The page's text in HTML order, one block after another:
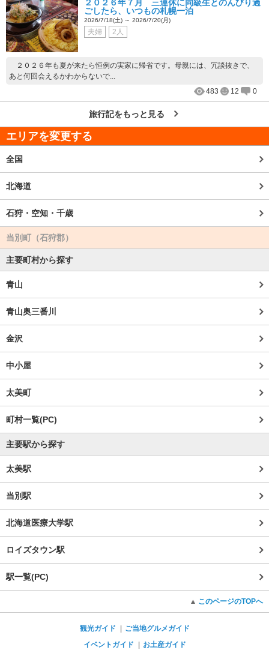
２０２６年７月 三連休に同級生とのんびり過
ごしたら、いつもの札幌一泊
2026/7/18(土) ～ 2026/7/20(月)
夫婦 2人
２０２６年も夏が来たら恒例の実家に帰省です。母親には、冗談抜きで、
あと何回会えるかわからないで...
483
12 0
旅行記をもっと見る
エリアを変更する
全国
北海道
石狩・空知・千歳
当別町（石狩郡）
主要町村から探す
青山
青山奥三番川
金沢
中小屋
太美町
町村一覧(PC)
主要駅から探す
太美駅
当別駅
北海道医療大学駅
ロイズタウン駅
駅一覧(PC)
このページのTOPへ
観光ガイド
ご当地グルメガイド
イベントガイド
お土産ガイド